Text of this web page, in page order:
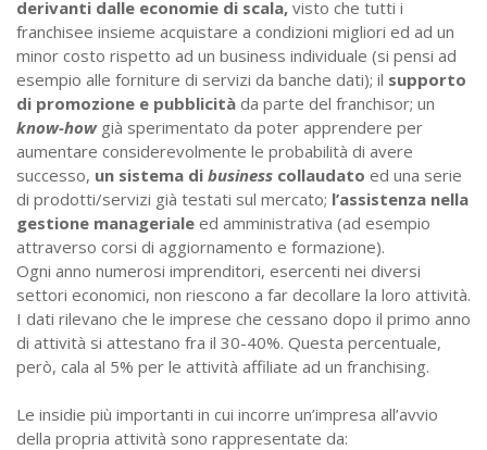
derivanti dalle economie di scala, visto che tutti i
franchisee insieme acquistare a condizioni migliori ed ad un
minor costo rispetto ad un business individuale (si pensi ad
esempio alle forniture di servizi da banche dati); il supporto
di promozione e pubblicità da parte del franchisor; un
know-howgià sperimentato da poter apprendere per
aumentare considerevolmente le probabilità di avere
successo, un sistema di business collaudato ed una serie
di prodotti/servizi già testati sul mercato; l’assistenza nella
gestione manageriale ed amministrativa (ad esempio
attraverso corsi di aggiornamento e formazione).
Ogni anno numerosi imprenditori, esercenti nei diversi
settori economici, non riescono a far decollare la loro attività.
I dati rilevano che le imprese che cessano dopo il primo anno
di attività si attestano fra il 30-40%. Questa percentuale,
però, cala al 5% per le attività affiliate ad un franchising.
Le insidie più importanti in cui incorre un’impresa all’avvio
della propria attività sono rappresentate da: